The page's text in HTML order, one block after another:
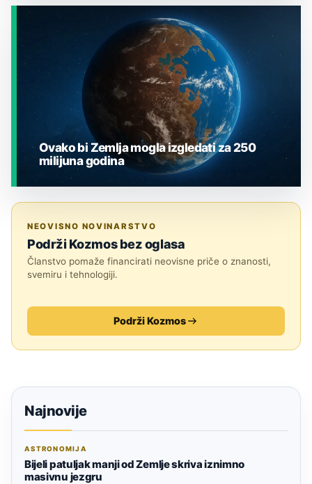
Ovako bi Zemlja mogla izgledati za 250
milijuna godina
NEOVISNO NOVINARSTVO
Podrži Kozmos bez oglasa
Članstvo pomaže financirati neovisne priče o znanosti,
svemiru i tehnologiji.
Podrži Kozmos
Najnovije
ASTRONOMIJA
Bijeli patuljak manji od Zemlje skriva iznimno
masivnu jezgru